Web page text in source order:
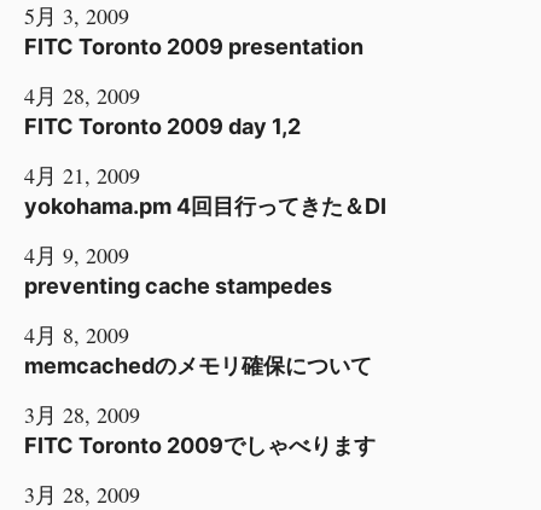
5月 3, 2009
FITC Toronto 2009 presentation
4月 28, 2009
FITC Toronto 2009 day 1,2
4月 21, 2009
yokohama.pm 4回目行ってきた＆DI
4月 9, 2009
preventing cache stampedes
4月 8, 2009
memcachedのメモリ確保について
3月 28, 2009
FITC Toronto 2009でしゃべります
3月 28, 2009